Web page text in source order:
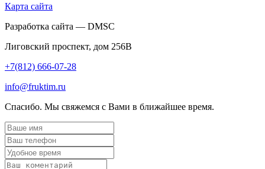
Карта сайта
Разработка сайта — DMSC
Лиговский проспект, дом 256В
+7(812) 666-07-28
info@fruktim.ru
Спасибо. Мы свяжемся с Вами в ближайшее время.